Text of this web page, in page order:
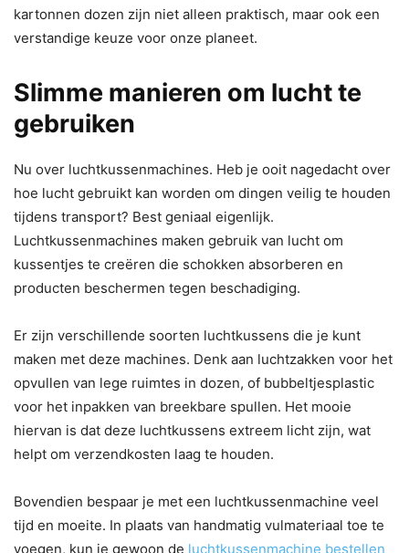
kartonnen dozen zijn niet alleen praktisch, maar ook een
verstandige keuze voor onze planeet.
Slimme manieren om lucht te
gebruiken
Nu over luchtkussenmachines. Heb je ooit nagedacht over
hoe lucht gebruikt kan worden om dingen veilig te houden
tijdens transport? Best geniaal eigenlijk.
Luchtkussenmachines maken gebruik van lucht om
kussentjes te creëren die schokken absorberen en
producten beschermen tegen beschadiging.
Er zijn verschillende soorten luchtkussens die je kunt
maken met deze machines. Denk aan luchtzakken voor het
opvullen van lege ruimtes in dozen, of bubbeltjesplastic
voor het inpakken van breekbare spullen. Het mooie
hiervan is dat deze luchtkussens extreem licht zijn, wat
helpt om verzendkosten laag te houden.
Bovendien bespaar je met een luchtkussenmachine veel
tijd en moeite. In plaats van handmatig vulmateriaal toe te
voegen, kun je gewoon de luchtkussenmachine bestellen